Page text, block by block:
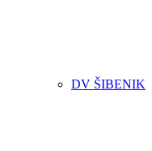
DV ŠIBENIK